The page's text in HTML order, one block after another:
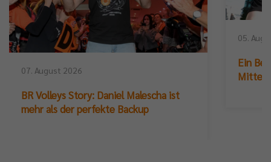
07. August 2026
BR Volleys Story: Daniel Malescha ist
mehr als der perfekte Backup
05.
Ein